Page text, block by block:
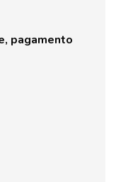
pagamento